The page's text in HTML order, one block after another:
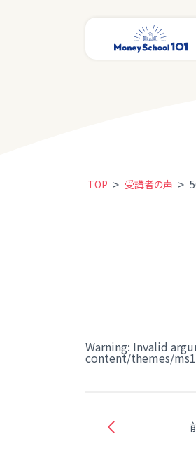
TOP > 受講者の声 >
Warning: Invalid
content/themes/